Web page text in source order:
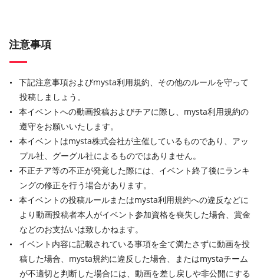
注意事項
下記注意事項およびmysta利用規約、その他のルールを守って
投稿しましょう。
本イベントへの動画投稿およびチアに際し、mysta利用規約の
遵守をお願いいたします。
本イベントはmysta株式会社が主催しているものであり、アッ
プル社、グーグル社によるものではありません。
不正チア等の不正が発覚した際には、イベント終了後にランキ
ングの修正を行う場合があります。
本イベントの投稿ルールまたはmysta利用規約への違反などに
より動画投稿者本人がイベント参加資格を喪失した場合、賞金
などのお支払いは致しかねます。
イベント内容に記載されている事項を全て満たさずに動画を投
稿した場合、mysta規約に違反した場合、またはmystaチーム
が不適切と判断した場合には、動画を差し戻しや非公開にする